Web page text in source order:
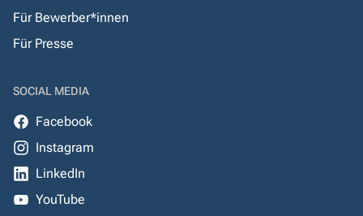
Für Bewerber*innen
Für Presse
SOCIAL MEDIA
Facebook
Instagram
LinkedIn
YouTube